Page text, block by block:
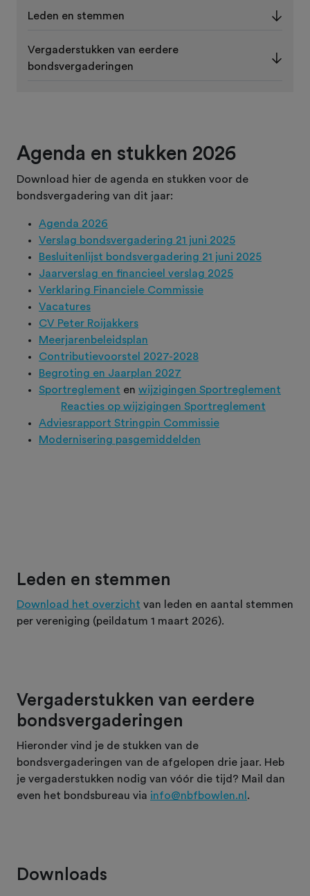
Leden en stemmen
Vergaderstukken van eerdere
bondsvergaderingen
Agenda en stukken 2026
Download hier de agenda en stukken voor de
bondsvergadering van dit jaar:
Agenda 2026
Verslag bondsvergadering 21 juni 2025
Besluitenlijst bondsvergadering 21 juni 2025
Jaarverslag en financieel verslag 2025
Verklaring Financiele Commissie
Vacatures
CV Peter Roijakkers
Meerjarenbeleidsplan
Contributievoorstel 2027-2028
Begroting en Jaarplan 2027
Sportreglement en wijzigingen Sportreglement
Reacties op wijzigingen Sportreglement
Adviesrapport Stringpin Commissie
Modernisering pasgemiddelden
Leden en stemmen
Download het overzicht van leden en aantal stemmen
per vereniging (peildatum 1 maart 2026).
Vergaderstukken van eerdere
bondsvergaderingen
Hieronder vind je de stukken van de
bondsvergaderingen van de afgelopen drie jaar. Heb
je vergaderstukken nodig van vóór die tijd? Mail dan
even het bondsbureau via info@nbfbowlen.nl .
Downloads